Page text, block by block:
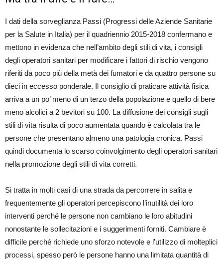
I dati della sorveglianza Passi (Progressi delle Aziende Sanitarie
per la Salute in Italia) per il quadriennio 2015-2018 confermano e
mettono in evidenza che nell’ambito degli stili di vita, i consigli
degli operatori sanitari per modificare i fattori di rischio vengono
riferiti da poco più della metà dei fumatori e da quattro persone su
dieci in eccesso ponderale. Il consiglio di praticare attività fisica
arriva a un po’ meno di un terzo della popolazione e quello di bere
meno alcolici a 2 bevitori su 100. La diffusione dei consigli sugli
stili di vita risulta di poco aumentata quando è calcolata tra le
persone che presentano almeno una patologia cronica. Passi
quindi documenta lo scarso coinvolgimento degli operatori sanitari
nella promozione degli stili di vita corretti.
Si tratta in molti casi di una strada da percorrere in salita e
frequentemente gli operatori percepiscono l’inutilità dei loro
interventi perché le persone non cambiano le loro abitudini
nonostante le sollecitazioni e i suggerimenti forniti. Cambiare è
difficile perché richiede uno sforzo notevole e l’utilizzo di molteplici
processi, spesso però le persone hanno una limitata quantità di